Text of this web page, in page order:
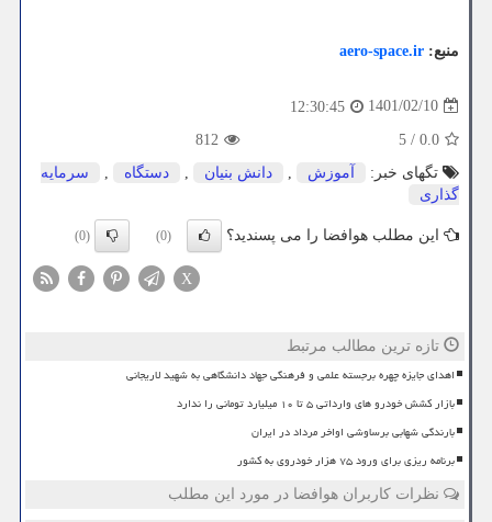
منبع: aero-space.ir
1401/02/10
12:30:45
0.0
/
5
812
تگهای خبر:
آموزش , دانش بنیان , دستگاه ,
سرمایه
گذاری
این مطلب هوافضا را می پسندید؟ (0)
(0)
X
تازه ترین مطالب مرتبط
اهدای جایزه چهره برجسته علمی و فرهنگی جهاد دانشگاهی به شهید لاریجانی
بازار کشش خودرو های وارداتی ۵ تا ۱۰ میلیارد تومانی را ندارد
بارندگی شهابی برساوشی اواخر مرداد در ایران
برنامه ریزی برای ورود ۷۵ هزار خودروی به کشور
نظرات کاربران هوافضا در مورد این مطلب